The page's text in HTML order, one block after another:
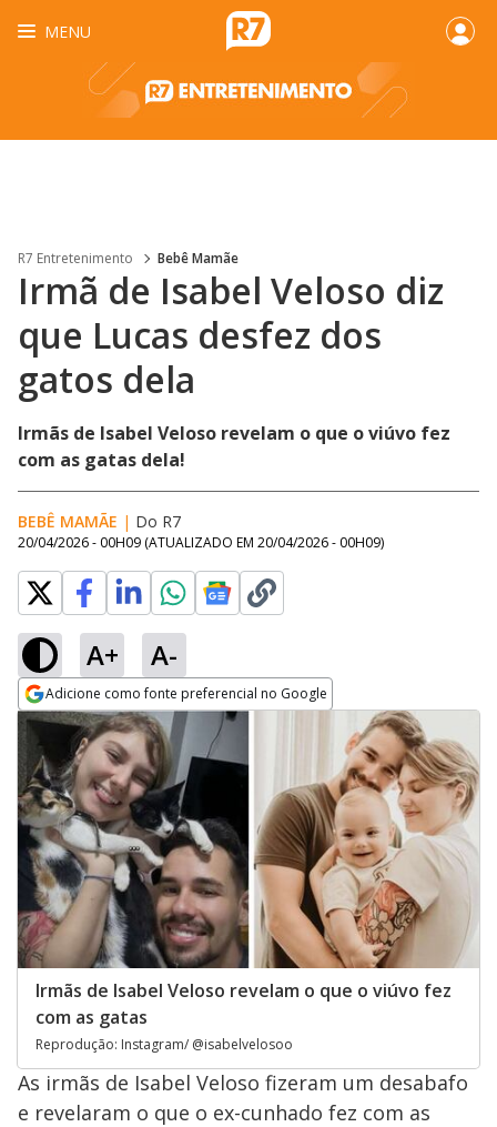
MENU
R7 Entretenimento Bebê Mamãe
Irmã de Isabel Veloso diz
que Lucas desfez dos
gatos dela
Irmãs de Isabel Veloso revelam o que o viúvo fez
com as gatas dela!
BEBÊ MAMÃE | Do R7
20/04/2026 - 00H09 (ATUALIZADO EM 20/04/2026 - 00H09)
A+ A-
Adicione como fonte preferencial no Google
Opens in new window
Irmãs de Isabel Veloso revelam o que o viúvo fez
com as gatas
Reprodução: Instagram/ @isabelvelosoo
As irmãs de Isabel Veloso fizeram um desabafo
e revelaram o que o ex-cunhado fez com as